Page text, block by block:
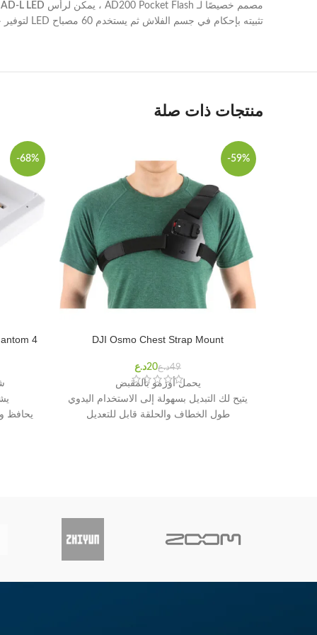
مصمم خصيصًا لـ AD200 Pocket Flash ، يمكن لرأس AD-L LED
تثبيته بإحكام في جسم الفلاش ثم يستخدم 60 مصباح LED لتوفير خرج ضوئي يبلغ 3.6 واط.
منتجات ذات صلة
-59%
DJI Osmo Chest Strap Mount
د.ع
د.ع
يحمل أوزمو بالمقبض
يتيح لك التبديل بسهولة إلى الاستخدام اليدوي
طول الخطاف والحلقة قابل للتعديل
-68%
4
يحافظ